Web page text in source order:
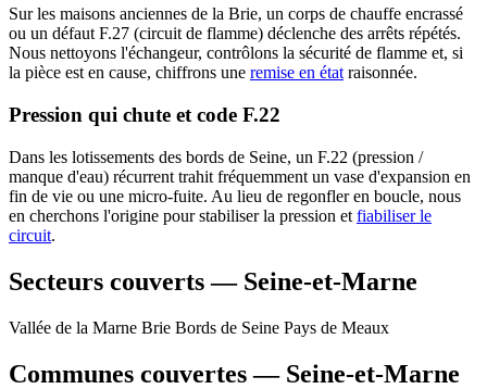
Sur les maisons anciennes de la Brie, un corps de chauffe encrassé
ou un défaut F.27 (circuit de flamme) déclenche des arrêts répétés.
Nous nettoyons l'échangeur, contrôlons la sécurité de flamme et, si
la pièce est en cause, chiffrons une remise en étatraisonnée.
Pression qui chute et code F.22
Dans les lotissements des bords de Seine, un F.22 (pression /
manque d'eau) récurrent trahit fréquemment un vase d'expansion en
fin de vie ou une micro-fuite. Au lieu de regonfler en boucle, nous
en cherchons l'origine pour stabiliser la pression et fiabiliser le
circuit.
Secteurs couverts — Seine-et-Marne
Vallée de la Marne Brie Bords de Seine Pays de Meaux
Communes couvertes — Seine-et-Marne